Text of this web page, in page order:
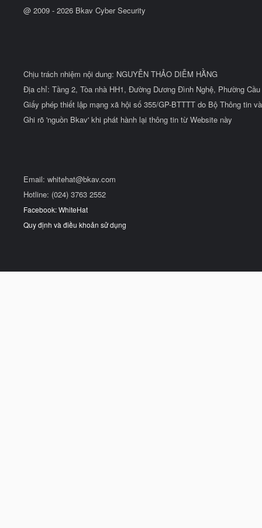
@ 2009 - 2026 Bkav Cyber Security
Chịu trách nhiệm nội dung: NGUYỄN THẢO DIỄM HẰNG
Địa chỉ: Tầng 2, Tòa nhà HH1, Đường Dương Đình Nghệ, Phường
Giấy phép thiết lập mạng xã hội số 355/GP-BTTTT do Bộ Thông tin
Ghi rõ 'nguồn Bkav' khi phát hành lại thông tin từ Website này
Email: whitehat@bkav.com
Hotline: (024) 3763 2552
Facebook: WhiteHat
Quy định và điều khoản sử dụng